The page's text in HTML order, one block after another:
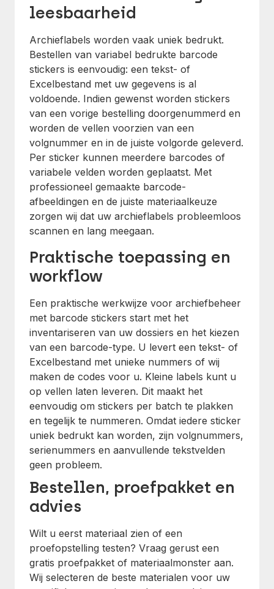
leesbaarheid
Archieflabels worden vaak uniek bedrukt.
Bestellen van variabel bedrukte barcode
stickers is eenvoudig: een tekst- of
Excelbestand met uw gegevens is al
voldoende. Indien gewenst worden stickers
van een vorige bestelling doorgenummerd en
worden de vellen voorzien van een
volgnummer en in de juiste volgorde geleverd.
Per sticker kunnen meerdere barcodes of
variabele velden worden geplaatst. Met
professioneel gemaakte barcode-
afbeeldingen en de juiste materiaalkeuze
zorgen wij dat uw archieflabels probleemloos
scannen en lang meegaan.
Praktische toepassing en
workflow
Een praktische werkwijze voor archiefbeheer
met barcode stickers start met het
inventariseren van uw dossiers en het kiezen
van een barcode-type. U levert een tekst- of
Excelbestand met unieke nummers of wij
maken de codes voor u. Kleine labels kunt u
op vellen laten leveren. Dit maakt het
eenvoudig om stickers per batch te plakken
en tegelijk te nummeren. Omdat iedere sticker
uniek bedrukt kan worden, zijn volgnummers,
serienummers en aanvullende tekstvelden
geen probleem.
Bestellen, proefpakket en
advies
Wilt u eerst materiaal zien of een
proefopstelling testen? Vraag gerust een
gratis proefpakket of materiaalmonster aan.
Wij selecteren de beste materialen voor uw